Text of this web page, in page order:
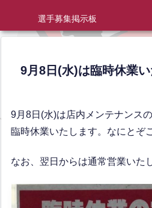
選手募集掲示板
9月8日(水)は臨時休業
9月8日(水)は店内メンテナンス
臨時休業いたします。なにとぞ
なお、翌日からは通常営業いた